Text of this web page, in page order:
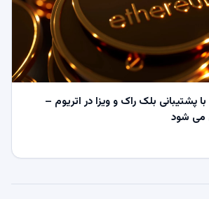
پشتیبانی بلک راک و ویزا در اتریوم –